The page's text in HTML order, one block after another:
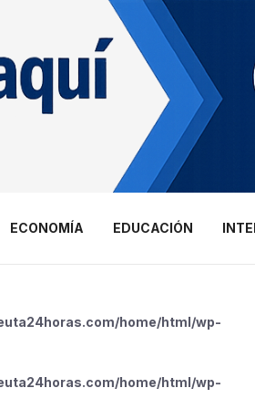
ECONOMÍA EDUCACIÓN
home/html/wp-
home/html/wp-